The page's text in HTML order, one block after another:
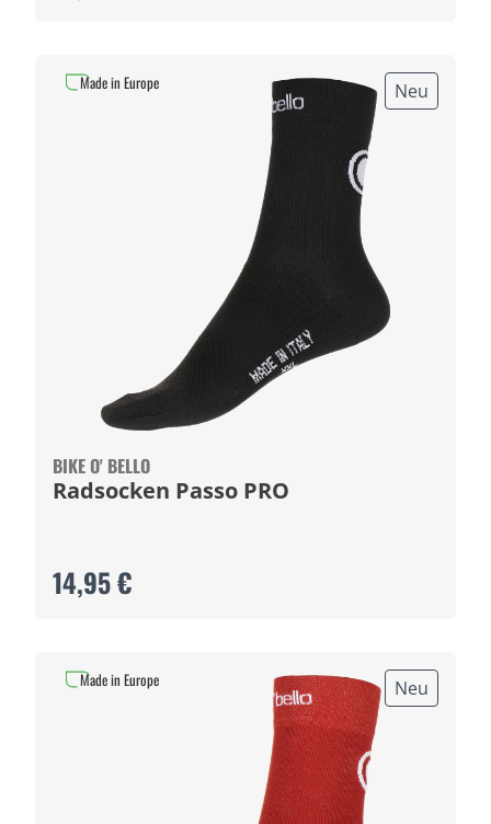
Neu
BIKE O' BELLO
Radsocken Passo PRO
14,95 €
Made in Europe
Neu
Made in Europe